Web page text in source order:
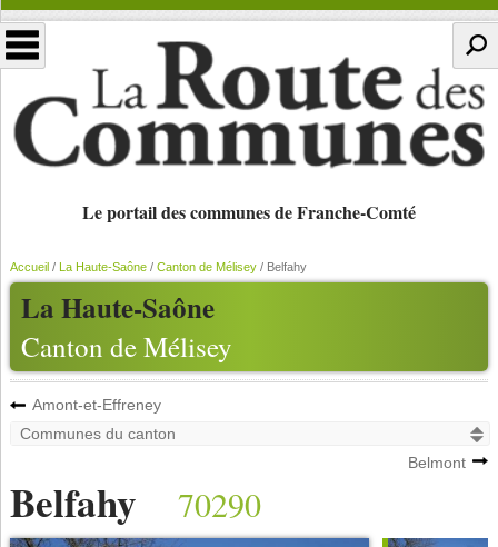
Le portail des communes de Franche-Comté
La Haute-Saône
Canton de Mélisey
Accueil/ La Haute-Saône/ Canton de Mélisey/ Belfahy
Amont-et-Effreney
Belmont
Belfahy 70290